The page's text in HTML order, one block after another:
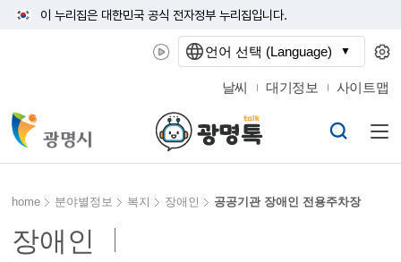
이 누리집은 대한민국 공식 전자정부 누리집입니다.
날씨 대기정보 사이트맵
home 분야별정보 복지 장애인 공공기관 장애인 전용주차장
장애인
언어 선택 (Language)